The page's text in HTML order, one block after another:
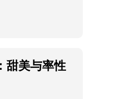
甜美与率性